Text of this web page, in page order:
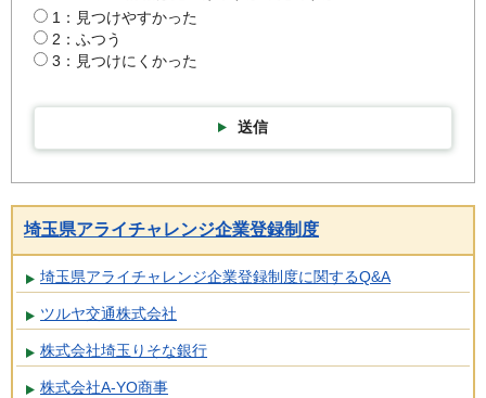
1：見つけやすかった
2：ふつう
3：見つけにくかった
送信
埼玉県アライチャレンジ企業登録制度
埼玉県アライチャレンジ企業登録制度に関するQ&A
ツルヤ交通株式会社
株式会社埼玉りそな銀行
株式会社A-YO商事